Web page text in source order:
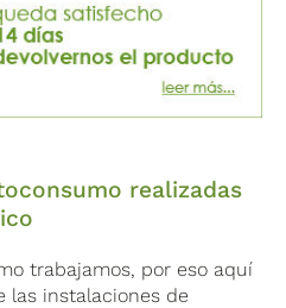
realizadas
trabajamos, por eso aquí
las instalaciones de